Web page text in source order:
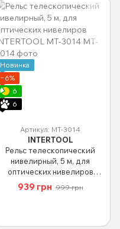
Новинка
−6%
6
6
Артикул: MT-3014
INTERTOOL
Рельс телескопический
нивелирный, 5 м, для
оптических нивелиров
INTERTOOL MT-3014
939 грн 999 грн